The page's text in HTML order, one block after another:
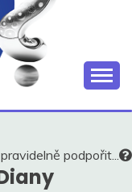
podpořit...